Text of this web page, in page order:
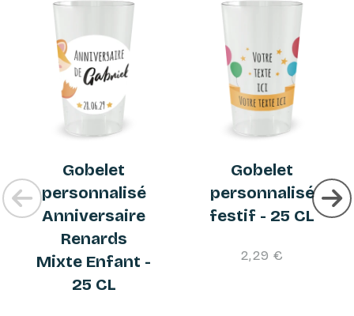
Gobelet
personnalisé
Anniversaire
Renards
Mixte Enfant -
25 CL
Gobelet
personnalisé
festif - 25 CL
2,29 €